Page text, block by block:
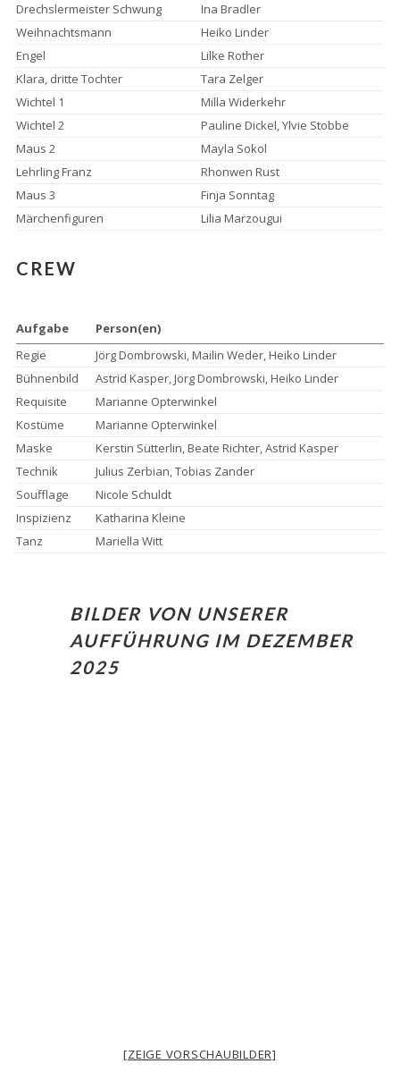
Drechslermeister Schwung
Ina Bradler
Weihnachtsmann
Heiko Linder
Engel
Lilke Rother
Klara, dritte Tochter
Tara Zelger
Wichtel 1
Milla Widerkehr
Wichtel 2
Pauline Dickel, Ylvie Stobbe
Maus 2
Mayla Sokol
Lehrling Franz
Rhonwen Rust
Maus 3
Finja Sonntag
Märchenfiguren
Lilia Marzougui
CREW
Aufgabe
Person(en)
Regie
Jörg Dombrowski, Mailin Weder, Heiko Linder
Bühnenbild
Astrid Kasper, Jörg Dombrowski, Heiko Linder
Requisite
Marianne Opterwinkel
Kostüme
Marianne Opterwinkel
Maske
Kerstin Sütterlin, Beate Richter, Astrid Kasper
Technik
Julius Zerbian, Tobias Zander
Soufflage
Nicole Schuldt
Inspizienz
Katharina Kleine
Tanz
Mariella Witt
BILDER VON UNSERER
AUFFÜHRUNG IM DEZEMBER
2025
[ZEIGE VORSCHAUBILDER]